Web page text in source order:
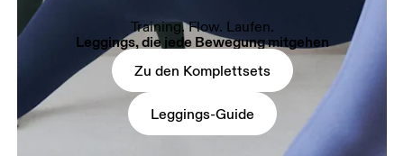
Training. Flow. Laufen.
Leggings, die jede Bewegung mitgehen
Zu den Komplettsets
Leggings-Guide